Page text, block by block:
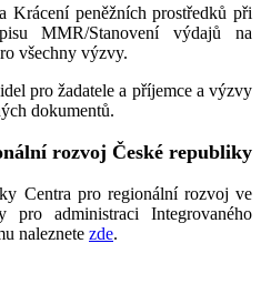
Krácení peněžních prostředků při
MMR/Stanovení výdajů na
všechny výzvy.
pro žadatele a příjemce a výzvy
dokumentů.
rozvoj České republiky
Centra pro regionální rozvoj ve
pro administraci Integrovaného
naleznete zde.